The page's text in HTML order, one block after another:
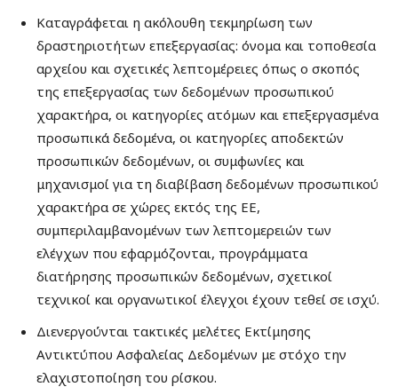
Καταγράφεται η ακόλουθη τεκμηρίωση των
δραστηριοτήτων επεξεργασίας: όνομα και τοποθεσία
αρχείου και σχετικές λεπτομέρειες όπως ο σκοπός
της επεξεργασίας των δεδομένων προσωπικού
χαρακτήρα, οι κατηγορίες ατόμων και επεξεργασμένα
προσωπικά δεδομένα, οι κατηγορίες αποδεκτών
προσωπικών δεδομένων, οι συμφωνίες και
μηχανισμοί για τη διαβίβαση δεδομένων προσωπικού
χαρακτήρα σε χώρες εκτός της ΕΕ,
συμπεριλαμβανομένων των λεπτομερειών των
ελέγχων που εφαρμόζονται, προγράμματα
διατήρησης προσωπικών δεδομένων, σχετικοί
τεχνικοί και οργανωτικοί έλεγχοι έχουν τεθεί σε ισχύ.
Διενεργούνται τακτικές μελέτες Εκτίμησης
Αντικτύπου Ασφαλείας Δεδομένων με στόχο την
ελαχιστοποίηση του ρίσκου.